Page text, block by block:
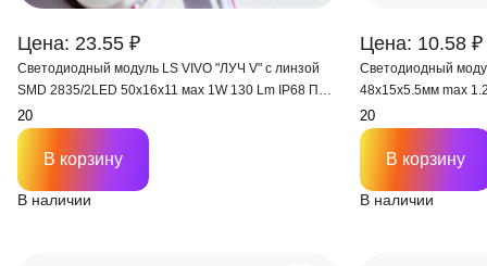
Цена: 23.55 ₽
Светодиодный модуль LS VIVO "ЛУЧ V" с линзой
SMD 2835/2LED 50x16x11 мax 1W 130 Lm IP68 Пр.
14,5 см
В наличии
В корзину
Цена: 10.58 ₽
Светодиодный
48х15х5.5мм max
120°
В наличии
В корзину